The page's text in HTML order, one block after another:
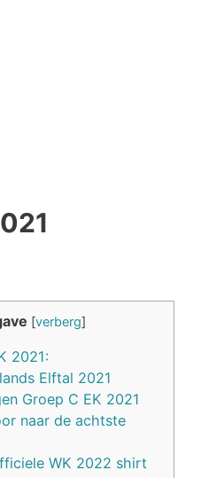
[verberg]
2021:
Elftal 2021
Groep C EK 2021
naar de achtste
WK 2022 shirt